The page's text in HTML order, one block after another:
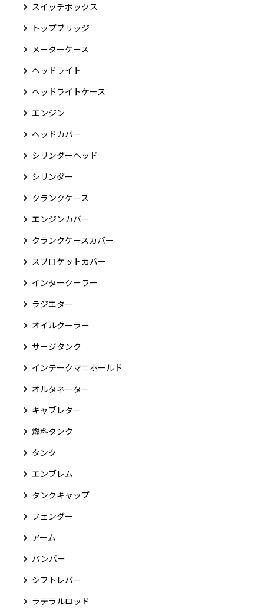
スイッチボックス
トップブリッジ
メーターケース
ヘッドライト
ヘッドライトケース
エンジン
ヘッドカバー
シリンダーヘッド
シリンダー
クランクケース
エンジンカバー
クランクケースカバー
スプロケットカバー
インタークーラー
ラジエター
オイルクーラー
サージタンク
インテークマニホールド
オルタネーター
キャブレター
燃料タンク
タンク
エンブレム
タンクキャップ
フェンダー
アーム
バンパー
シフトレバー
ラテラルロッド